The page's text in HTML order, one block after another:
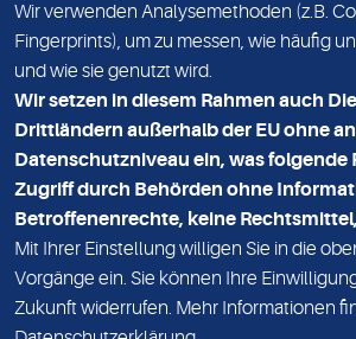
DATENSCHUTZ
KONTAKT
NEWSLETTER
ADRESSE
MVZ Medizinisches Labor Nord MLN
Essener Straße 108
22419 Hamburg
Wir verwenden Analysemethoden (z.B.
Fingerprints), um zu messen, wie häufig
und wie sie genutzt wird.
Wir setzen in diesem Rahmen auch
Drittländern außerhalb der EU ohne
Datenschutzniveau ein, was folgende
Zugriff durch Behörden ohne
Betroffenenrechte, keine
Mit Ihrer Einstellung willigen Sie in die
Vorgänge ein. Sie können Ihre
Zukunft widerrufen. Mehr Informationen